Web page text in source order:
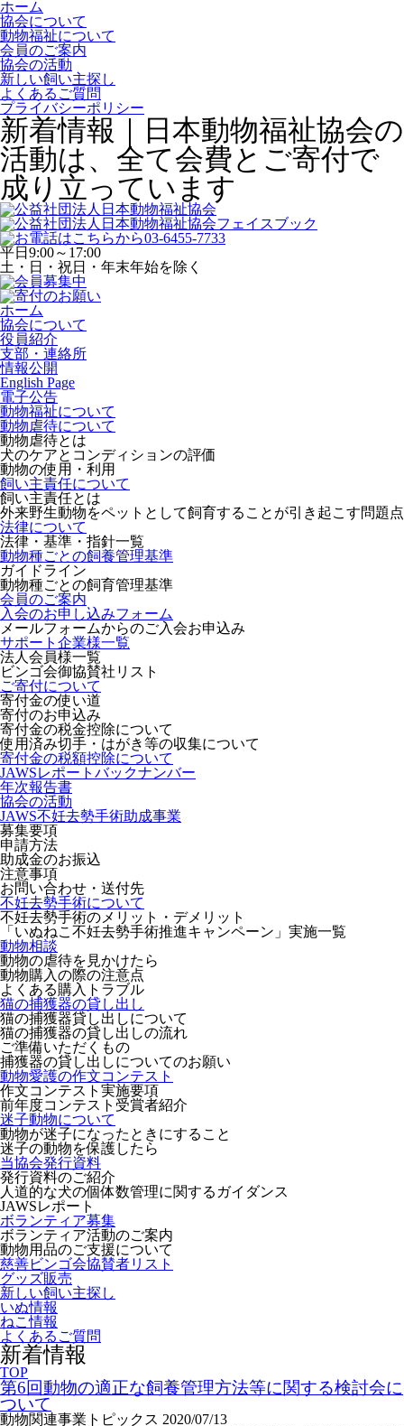
ホーム
協会について
動物福祉について
会員のご案内
協会の活動
新しい飼い主探し
よくあるご質問
プライバシーポリシー
新着情報｜日本動物福祉協会の
活動は、全て会費とご寄付で
成り立っています
平日 9:00～17:00
土・日・祝日・年末年始を除く
ホーム
協会について
役員紹介
支部・連絡所
情報公開
English Page
電子公告
動物福祉について
動物虐待について
動物虐待とは
犬のケアとコンディションの評価
動物の使用・利用
飼い主責任について
飼い主責任とは
外来野生動物をペットとして飼育することが引き起こす問題点
法律について
法律・基準・指針一覧
動物種ごとの飼養管理基準
ガイドライン
動物種ごとの飼育管理基準
会員のご案内
入会のお申し込みフォーム
メールフォームからのご入会お申込み
サポート企業様一覧
法人会員様一覧
ビンゴ会御協賛社リスト
ご寄付について
寄付金の使い道
寄付のお申込み
寄付金の税金控除について
使用済み切手・はがき等の収集について
寄付金の税額控除について
JAWSレポートバックナンバー
年次報告書
協会の活動
JAWS不妊去勢手術助成事業
募集要項
申請方法
助成金のお振込
注意事項
お問い合わせ・送付先
不妊去勢手術について
不妊去勢手術のメリット・デメリット
「いぬねこ不妊去勢手術推進キャンペーン」実施一覧
動物相談
動物の虐待を見かけたら
動物購入の際の注意点
よくある購入トラブル
猫の捕獲器の貸し出し
猫の捕獲器貸し出しについて
猫の捕獲器の貸し出しの流れ
ご準備いただくもの
捕獲器の貸し出しについてのお願い
動物愛護の作文コンテスト
作文コンテスト実施要項
前年度コンテスト受賞者紹介
迷子動物について
動物が迷子になったときにすること
迷子の動物を保護したら
当協会発行資料
発行資料のご紹介
人道的な犬の個体数管理に関するガイダンス
JAWSレポート
ボランティア募集
ボランティア活動のご案内
動物用品のご支援について
慈善ビンゴ会協賛者リスト
グッズ販売
新しい飼い主探し
いぬ情報
ねこ情報
よくあるご質問
新着情報
TOP
第6回動物の適正な飼養管理方法等に関する検討会に
ついて
動物関連事業トピックス 2020/07/13